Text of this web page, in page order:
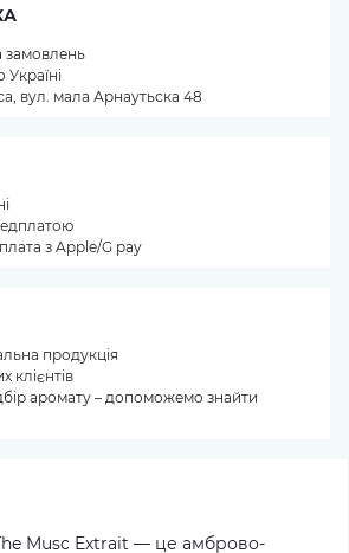
Musc Extrait — це амброво-
замовлень
вул. мала Арнаутьска 48
з Apple/G pay
продукція
клієнтів
аромату – допоможемо знайти